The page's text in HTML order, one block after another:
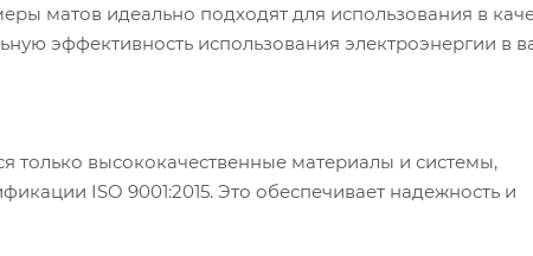
матов идеально подходят для использования в
эффективность использования электроэнергии в
только высококачественные материалы и системы,
ISO 9001:2015. Это обеспечивает надежность и